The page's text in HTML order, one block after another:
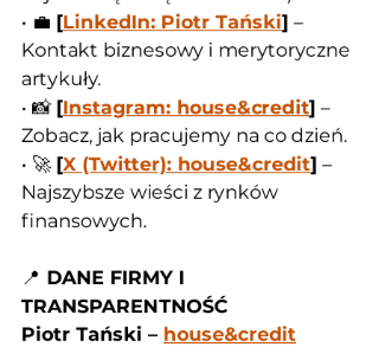
• 💼 [LinkedIn: Piotr Tański] –
Kontakt biznesowy i merytoryczne
artykuły.
• 📸 [Instagram: house&credit] –
Zobacz, jak pracujemy na co dzień.
• 🚀 [X (Twitter): house&credit] –
Najszybsze wieści z rynków
finansowych.
📍 DANE FIRMY I
TRANSPARENTNOŚĆ
Piotr Tański – house&credit